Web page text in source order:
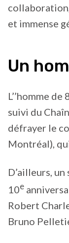
et immense
Un
L’’homme
suivi du
défrayer le
Montréal),
D’ailleurs,
10e
Robert
Bruno